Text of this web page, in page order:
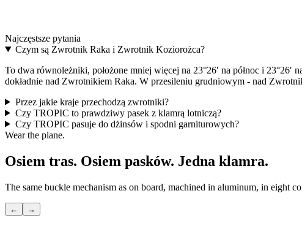
Discover THE UPGRADE
Najczęstsze pytania
Czym są Zwrotnik Raka i Zwrotnik Koziorożca?
To dwa równoleżniki, położone mniej więcej na 23°26′ na północ i
dokładnie nad Zwrotnikiem Raka. W przesileniu grudniowym - nad
Przez jakie kraje przechodzą zwrotniki?
Czy TROPIC to prawdziwy pasek z klamrą lotniczą?
Czy TROPIC pasuje do dżinsów i spodni garniturowych?
Wear the plane.
Osiem tras. Osiem pasków. Jedna klamra.
The same buckle mechanism as on board, machined in aluminum, in eight
← →